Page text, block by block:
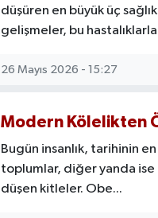
düşüren en büyük üç
gelişmeler, bu
26 Mayıs 2026 - 15:27
Modern Kölelikten
Bugün insanlık, tarihinin en
toplumlar, diğer yanda
düşen kitleler. Obe...